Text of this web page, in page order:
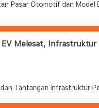
Pasar Otomotif dan Model
EV Melesat, Infrastruktur
Tantangan Infrastruktur